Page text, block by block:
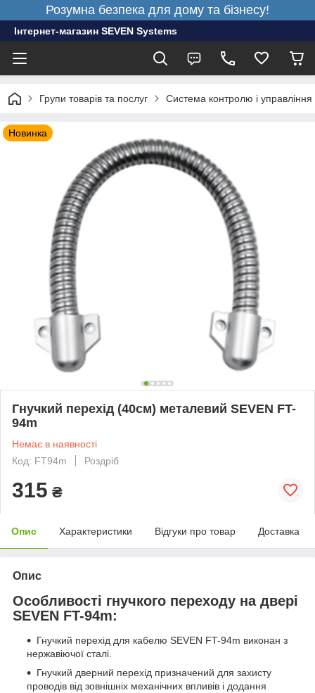
Розумна безпека для дому та бізнесу!
Інтернет-магазин SEVEN Systems
Групи товарів та послуг Система контролю і
Новинка
Гнучкий перехід (40см) металевий SEVEN FT-
94m
Немає в наявності
Код: FT94m
Роздріб
315 ₴
Опис Характеристики Відгуки про товар Доставка
Опис
Особливості гнучкого переходу на двері
SEVEN FT-94m:
Гнучкий перехід для кабелю SEVEN FT-94m виконан з
нержавіючої сталі.
Гнучкий дверний перехід призначений для захисту
проводів від зовнішніх механічних впливів і додання